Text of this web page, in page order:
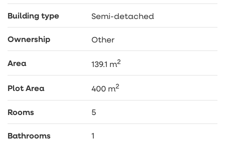
zarówno samochodem Dzięki Trasie Kaszubskiej jak i
komunikacją miejską.
W promieniu 10 min pieszo od nieruchomości
oferowanej znajduje się Kościół, szkoła
podstawowa, przedszkole sklepy spożywcze,
apteka.
ZAPRASZAM NA PREZENTACJĘ
Building type Semi-detached
Ownership Other
Area 139.1 m2
Plot Area 400 m2
Rooms 5
Bathrooms 1